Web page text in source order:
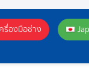
รื่องมือช่าง